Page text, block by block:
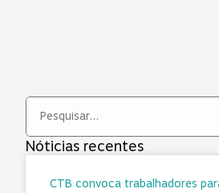
Nóticias recentes
CTB convoca trabalhadores